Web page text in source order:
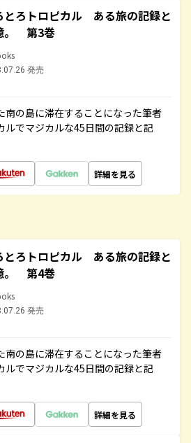
とろトロピカル ある旅の記録と
。 第3巻
発売
南の島に滞在することになった筆者
ルでマジカルな45日間の記録と記
詳細を見る
とろトロピカル ある旅の記録と
。 第4巻
発売
南の島に滞在することになった筆者
ルでマジカルな45日間の記録と記
詳細を見る